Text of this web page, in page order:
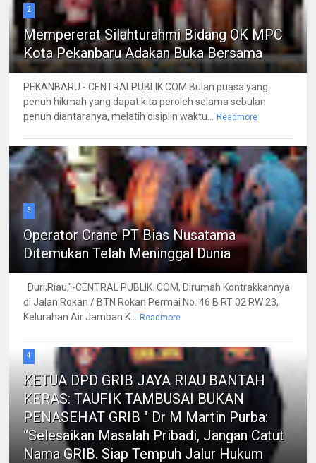
2
Mempererat Silahturahmi Bidang OK MPC
Kota Pekanbaru Adakan Buka Bersama
PEKANBARU - CENTRALPUBLIK.COM Bulan puasa yang
penuh hikmah yang dapat kita peroleh selama sebulan
penuh diantaranya, melatih disiplin waktu...
Readmore
3
Operator Crane PT Bias Nusatama
Ditemukan Telah Meninggal Dunia
Duri,Riau,"-CENTRAL PUBLIK. COM, Dirumah Kontrakkannya
di Jalan Rokan / BTN Rokan Permai No. 46 B RT 02 RW 23,
Kelurahan Air Jamban K...
Readmore
4
KETUA DPD GRIB JAYA RIAU BANTAH
KERAS: TAUFIK TAMBUSAI BUKAN
PENASEHAT GRIB " Dr M Martin Purba:
“Selesaikan Masalah Pribadi, Jangan Catut
Nama GRIB. Siap Tempuh Jalur Hukum